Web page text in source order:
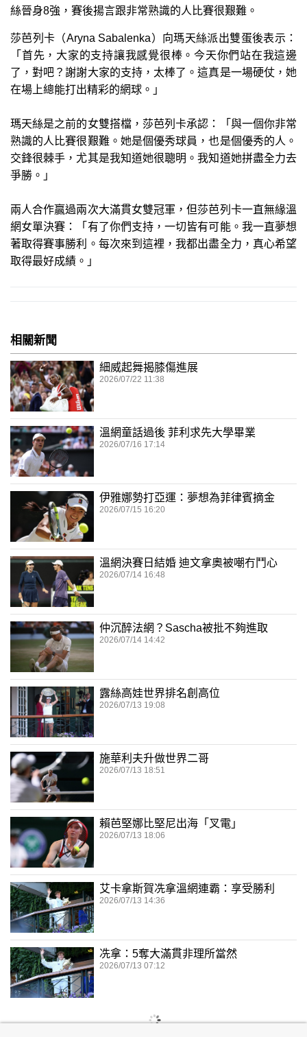
絲晉身8強，賽後揚言跟非常熟識的人比賽很艱難。
莎芭列卡（Aryna Sabalenka）向瑪天絲派出雙蛋後表示：
「首先，大家的支持讓我感覺很棒。今天你們站在我這邊
了，對吧？謝謝大家的支持，太棒了。這真是一場硬仗，她
在場上總能打出精彩的網球。」
瑪天絲是之前的女雙搭檔，莎芭列卡承認：「與一個你非常
熟識的人比賽很艱難。她是個優秀球員，也是個優秀的人。
交鋒很棘手，尤其是我知道她很聰明。我知道她拼盡全力去
爭勝。」
兩人合作贏過兩次大滿貫女雙冠軍，但莎芭列卡一直無緣溫
網女單決賽：「有了你們支持，一切皆有可能。我一直夢想
著取得賽事勝利。每次來到這裡，我都出盡全力，真心希望
取得最好成績。」
相關新聞
細威起舞揭膝傷進展
2026/07/22 11:38
溫網童話過後 菲利求先大學畢業
2026/07/16 17:14
伊雅娜勢打亞運：夢想為菲律賓摘金
2026/07/15 16:20
溫網決賽日結婚 迪文拿奧被嘲冇鬥心
2026/07/14 16:48
仲沉醉法網？Sascha被批不夠進取
2026/07/14 14:42
露絲高娃世界排名創高位
2026/07/13 19:08
施華利夫升做世界二哥
2026/07/13 18:51
賴芭堅娜比堅尼出海「叉電」
2026/07/13 18:06
艾卡拿斯賀冼拿溫網連霸：享受勝利
2026/07/13 14:36
冼拿：5奪大滿貫非理所當然
2026/07/13 07:12